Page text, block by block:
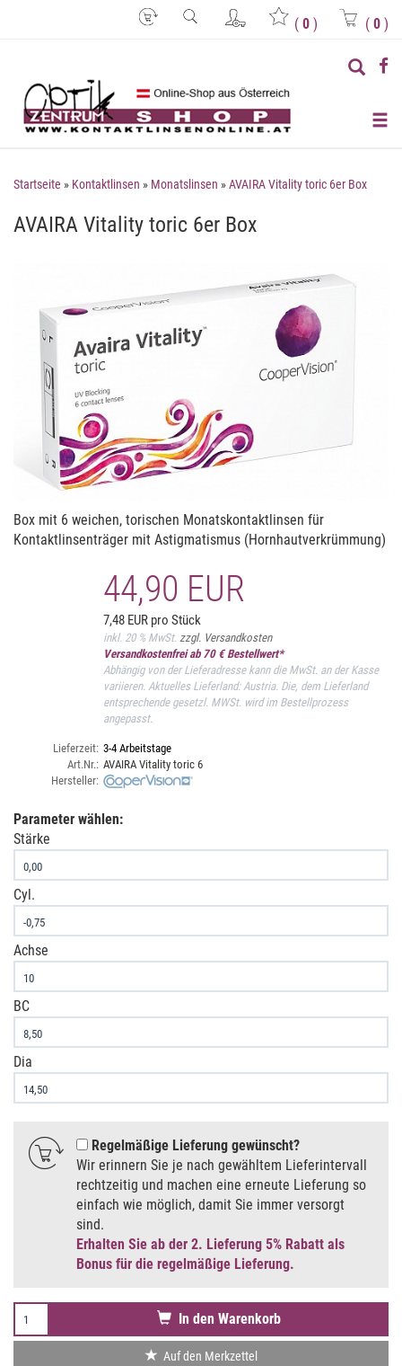
( 0 ) ( 0 )
Startseite » Kontaktlinsen » Monatslinsen »AVAIRA Vitality toric 6er Box
AVAIRA Vitality toric 6er Box
Box mit 6 weichen, torischen Monatskontaktlinsen für
Kontaktlinsenträger mit Astigmatismus (Hornhautverkrümmung)
44,90 EUR
7,48 EUR pro Stück
inkl. 20 % MwSt. zzgl. Versandkosten
Versandkostenfrei ab 70 € Bestellwert*
Abhängig von der Lieferadresse kann die MwSt. an der Kasse
variieren. Aktuelles Lieferland: Austria. Die, dem Lieferland
entsprechende gesetzl. MWSt. wird im Bestellprozess
angepasst.
Lieferzeit: 3-4 Arbeitstage
Art.Nr.: AVAIRA Vitality toric 6
Hersteller:
Parameter wählen:
Stärke
Cyl.
Achse
BC
Dia
Regelmäßige Lieferung gewünscht
Wir erinnern Sie je nach gewähltem Lieferintervall
rechtzeitig und machen eine erneute Lieferung so
einfach wie möglich, damit Sie immer versorgt
sind.
Erhalten Sie ab der 2. Lieferung 5% Rabatt als
Bonus für die regelmäßige Lieferung.
In den Warenkorb
Auf den Merkzettel